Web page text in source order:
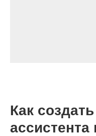
Claude
Как
ассистента